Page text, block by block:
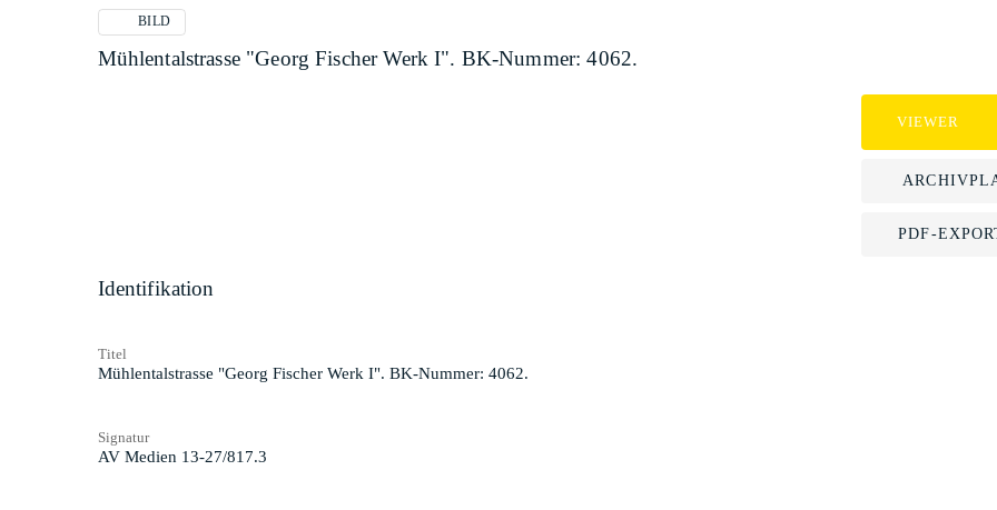
BILD
Mühlentalstrasse "Georg Fischer Werk I". BK-Nummer: 4062.
VIEWER
PDF-
Identifikation
Titel
Mühlentalstrasse "Georg Fischer Werk I". BK-Nummer: 4062.
Signatur
AV Medien 13-27/817.3